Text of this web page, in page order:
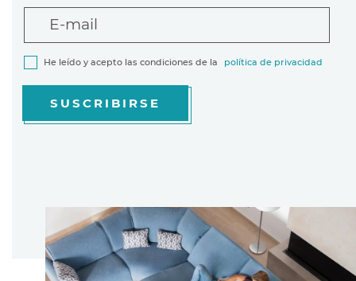
E-mail
He leído y acepto las condiciones de la política de privacidad
SUSCRIBIRSE